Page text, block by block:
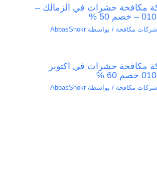
مكافحة حشرات في الزمالك –
50 %
مكافحة / بواسطة AbbasShokr
مكافحة حشرات في اكتوبر
60 %
مكافحة / بواسطة AbbasShokr